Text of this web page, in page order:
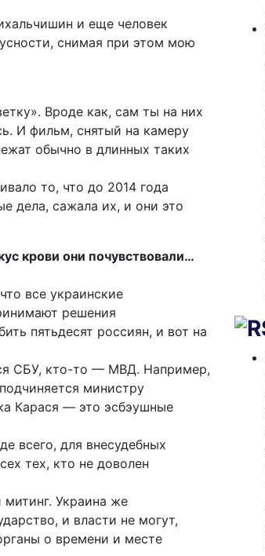
и еще человек
снимая при этом мою
Вроде как, сам ты на них
И фильм, снятый на камеру
обычно в длинных таких
то, что до 2014 года
дела, сажала их, и они это
крови они почувствовали…
все украинские
решения
пятьдесят россиян, и вот на
СБУ, кто-то — МВД. Например,
министру
Карася — это эсбэушные
всего, для внесудебных
тех, кто не доволен
Украина же
и власти не могут,
о времени и месте